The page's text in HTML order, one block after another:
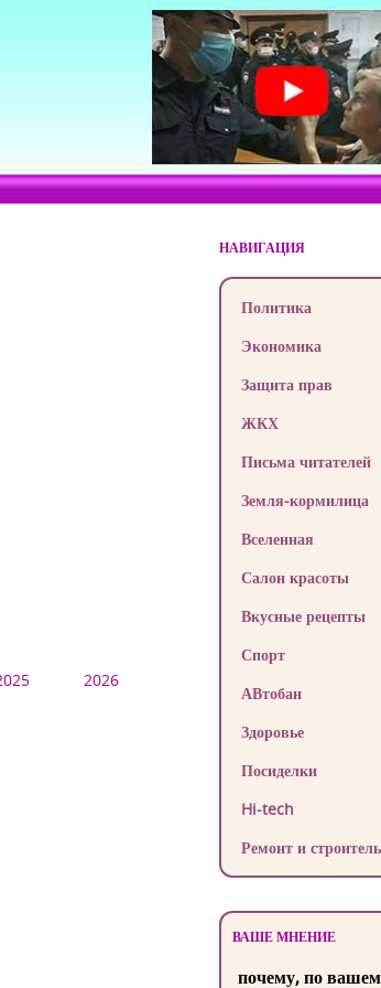
2026
НАВИГАЦИЯ
Политика
Экономика
Защита прав
ЖКХ
Письма читателей
Земля-кормилица
Вселенная
Салон красоты
Вкусные рецепты
Спорт
АВтобан
Здоровье
Посиделки
Hi-tech
Ремонт и
ВАШЕ МНЕНИЕ
почему, по